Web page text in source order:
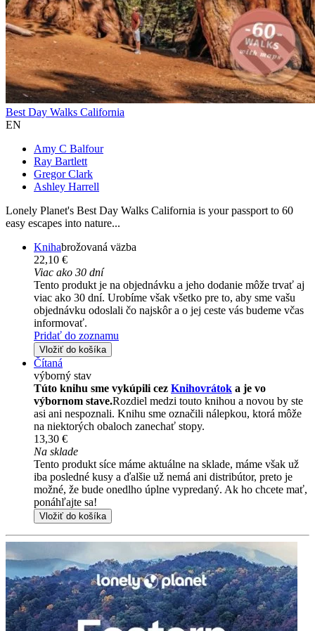
Best Day Walks California
EN
Amy C Balfour
Ray Bartlett
Gregor Clark
Ashley Harrell
Lonely Planet's Best Day Walks California is your passport to 60
easy escapes into nature...
Knihabrožovaná väzba
22,10 €
Viac ako 30 dní
Tento produkt je na objednávku a jeho dodanie môže trvať aj
viac ako 30 dní. Urobíme však všetko pre to, aby sme vašu
objednávku odoslali čo najskôr a o jej ceste vás budeme včas
informovať.
Pridať do zoznamu
Vložiť do košíka
Čítaná
výborný stav
Túto knihu sme vykúpili cez Knihovrátok a je vo
výbornom stave.Rozdiel medzi touto knihou a novou by ste
asi ani nespoznali. Knihu sme označili nálepkou, ktorá môže
na niektorých obaloch zanechať stopy.
13,30 €
Na sklade
Tento produkt síce máme aktuálne na sklade, máme však už
iba posledné kusy a ďalšie už nemá ani distribútor, preto je
možné, že bude onedlho úplne vypredaný. Ak ho chcete mať,
ponáhľajte sa!
Vložiť do košíka